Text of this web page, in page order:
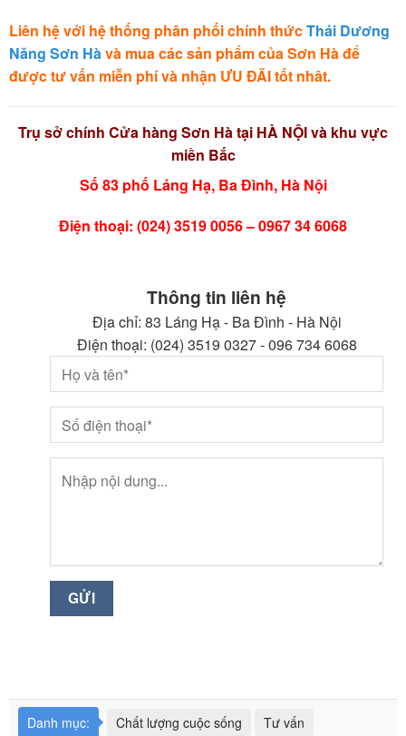
Liên hệ với hệ thống phân phối chính thứcThái Dương
Năng Sơn Hàvà mua các sản phẩm của Sơn Hà để
được tư vấn miễn phí và nhận ƯU ĐÃI tốt nhât.
Trụ sở chính Cửa hàng Sơn Hà tại HÀ NỘI và khu vực
miền Bắc
Số 83 phố Láng Hạ, Ba Đình, Hà Nội
Điện thoại: (024) 3519 0056 – 0967 34 6068
Thông tin liên hệ
Địa chỉ: 83 Láng Hạ - Ba Đình - Hà Nội
Điện thoại: (024) 3519 0327 - 096 734 6068
Danh mục: Chất lượng cuộc sống
Tư vấn